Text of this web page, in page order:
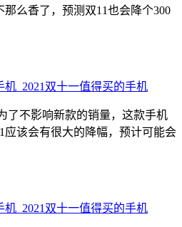
么香了，预测双11也会降个300
了不影响新款的销量，这款手机
应该会有很大的降幅，预计可能会